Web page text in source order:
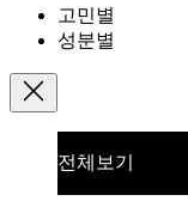
고민별
성분별
전체보기